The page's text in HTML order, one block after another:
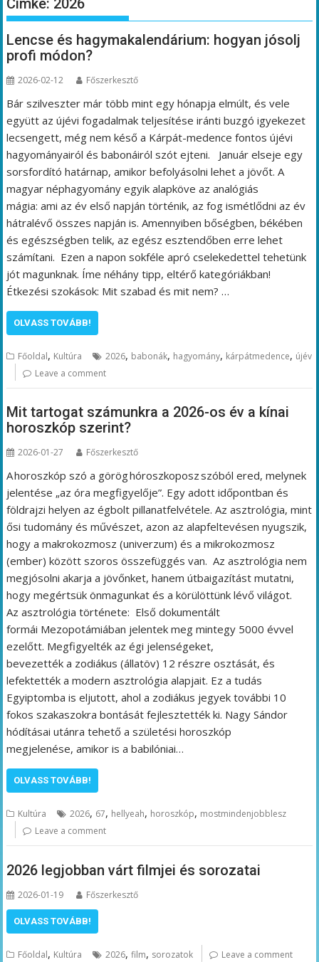
Címke: 2026
Lencse és hagymakalendárium: hogyan jósolj
profi módon?
2026-02-12 Főszerkesztő
Bár szilveszter már több mint egy hónapja elmúlt, és vele
együtt az újévi fogadalmak teljesítése iránti buzgó igyekezet
lecsengett, még nem késő a Kárpát-medence fontos újévi
hagyományairól és babonáiról szót ejteni. Január elseje egy
sorsfordító határnap, amikor befolyásolni lehet a jövőt. A
magyar néphagyomány egyik alapköve az analógiás
mágia: ami az év első napján történik, az fog ismétlődni az év
hátralévő összes napján is. Amennyiben bőségben, békében
és egészségben telik, az egész esztendőben erre lehet
számítani. Ezen a napon sokféle apró cselekedettel tehetünk
jót magunknak. Íme néhány tipp, eltérő kategóriákban!
Étkezési szokások: Mit szabad és mit nem? …
OLVASS TOVÁBB!
Főoldal, Kultúra 2026, babonák, hagyomány, kárpátmedence, újév
Leave a comment
Mit tartogat számunkra a 2026-os év a kínai
horoszkóp szerint?
2026-01-27 Főszerkesztő
A horoszkóp szó a görög hóroszkoposz szóból ered, melynek
jelentése „az óra megfigyelője”. Egy adott időpontban és
földrajzi helyen az égbolt pillanatfelvétele. Az asztrológia, mint
ősi tudomány és művészet, azon az alapfeltevésen nyugszik,
hogy a makrokozmosz (univerzum) és a mikrokozmosz
(ember) között szoros összefüggés van. Az asztrológia nem
megjósolni akarja a jövőnket, hanem útbaigazítást mutatni,
hogy megértsük önmagunkat és a körülöttünk lévő világot.
Az asztrológia története: Első dokumentált
formái Mezopotámiában jelentek meg mintegy 5000 évvel
ezelőtt. Megfigyelték az égi jelenségeket,
bevezették a zodiákus (állatöv) 12 részre osztását, és
lefektették a modern asztrológia alapjait. Ez a tudás
Egyiptomba is eljutott, ahol a zodiákus jegyek további 10
fokos szakaszokra bontását fejlesztették ki. Nagy Sándor
hódításai utánra tehető a születési horoszkóp
megjelenése, amikor is a babilóniai…
OLVASS TOVÁBB!
Kultúra 2026, 67, hellyeah, horoszkóp, mostmindenjobblesz
Leave a comment
2026 legjobban várt filmjei és sorozatai
2026-01-19 Főszerkesztő
OLVASS TOVÁBB!
Főoldal, Kultúra 2026,film, sorozatok Leave a comment